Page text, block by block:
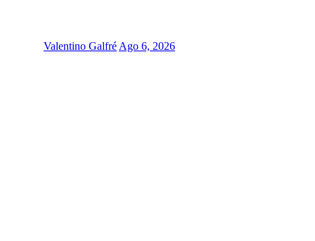
Valentino GalfréAgo 6, 2026